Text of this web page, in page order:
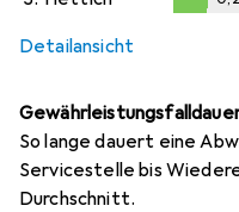
Detailansicht
So lange dauert eine
Servicestelle bis
Durchschnitt.